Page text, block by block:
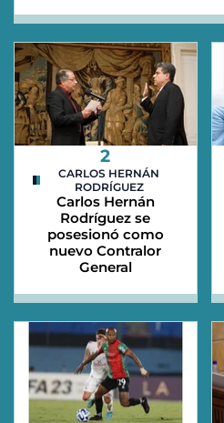
2
CARLOS HERNÁN
RODRÍGUEZ
Carlos Hernán
Rodríguez se
posesionó como
nuevo Contralor
General